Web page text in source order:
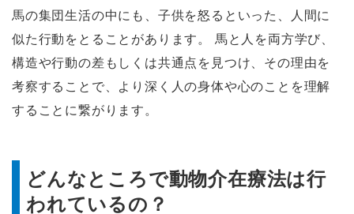
馬の集団生活の中にも、子供を怒るといった、人間に
似た行動をとることがあります。 馬と人を両方学び、
構造や行動の差もしくは共通点を見つけ、その理由を
考察することで、より深く人の身体や心のことを理解
することに繋がります。
どんなところで動物介在療法は行
われているの？